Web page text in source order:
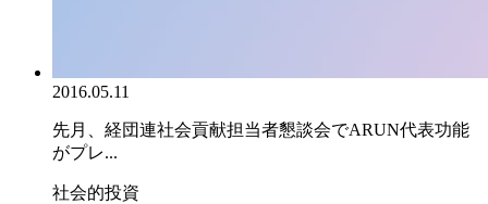
2016.05.11
先月、経団連社会貢献担当者懇談会でARUN代表功能
がプレ...
社会的投資